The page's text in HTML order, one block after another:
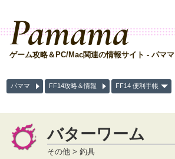
Pamama
ゲーム攻略＆PC/Mac関連の情報サイト - パママ
パママ FF14攻略＆情報 FF14 便利手帳
バターワーム
その他 > 釣具